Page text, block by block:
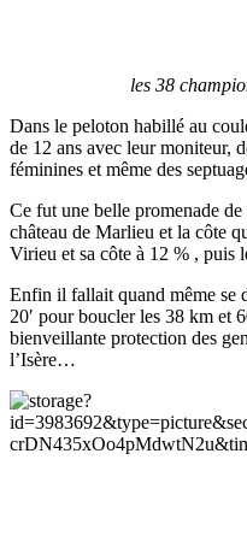
les 38
Dans le peloton habillé au
de 12 ans avec leur moniteur,
féminines et même des
Ce fut une belle promenade
château de Marlieu et la côte
Virieu et sa côte à 12 % , puis
Enfin il fallait quand même se
20′ pour boucler les 38 km et
bienveillante protection des
l’Isère…